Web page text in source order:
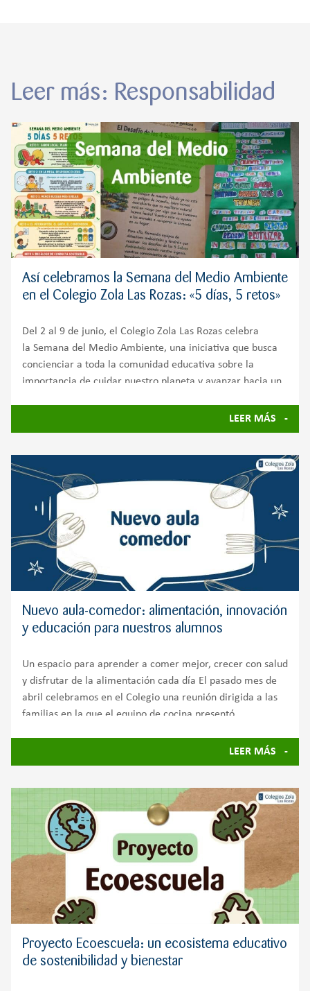
Leer más: Responsabilidad
Así celebramos la Semana del Medio Ambiente
en el Colegio Zola Las Rozas: «5 días, 5 retos»
Del 2 al 9 de junio, el Colegio Zola Las Rozas celebra
la Semana del Medio Ambiente, una iniciativa que busca
concienciar a toda la comunidad educativa sobre la
importancia de cuidar nuestro planeta y avanzar hacia un
LEER MÁS
Nuevo aula-comedor: alimentación, innovación
y educación para nuestros alumnos
Un espacio para aprender a comer mejor, crecer con salud
y disfrutar de la alimentación cada día El pasado mes de
abril celebramos en el Colegio una reunión dirigida a las
familias en la que el equipo de cocina presentó
LEER MÁS
Proyecto Ecoescuela: un ecosistema educativo
de sostenibilidad y bienestar